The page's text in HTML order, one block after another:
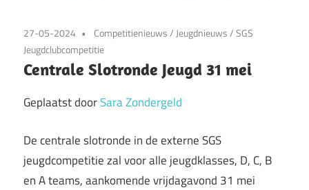
27-05-2024 Competitienieuws/Jeugdnieuws/SGS
Jeugdclubcompetitie
Centrale Slotronde Jeugd 31 mei
Geplaatst doorSara Zondergeld
De centrale slotronde in de externe SGS
jeugdcompetitie zal voor alle jeugdklasses, D, C, B
en A teams, aankomende vrijdagavond 31 mei